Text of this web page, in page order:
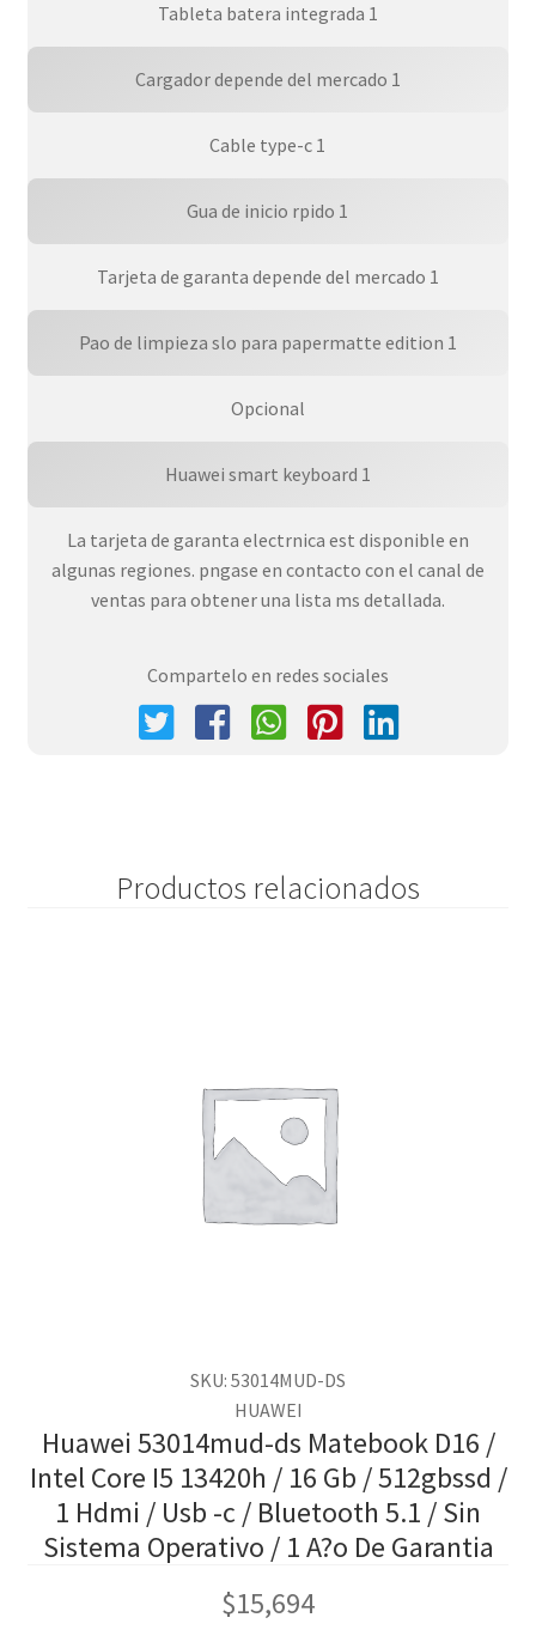
Tableta batera integrada 1
Cargador depende del mercado 1
Cable type-c 1
Gua de inicio rpido 1
Tarjeta de garanta depende del mercado 1
Pao de limpieza slo para papermatte edition 1
Opcional
Huawei smart keyboard 1
La tarjeta de garanta electrnica est disponible en
algunas regiones. pngase en contacto con el canal de
ventas para obtener una lista ms detallada.
Compartelo en redes sociales
Productos relacionados
SKU: 53014MUD-DS
HUAWEI
Huawei 53014mud-ds Matebook D16 /
Intel Core I5 13420h / 16 Gb / 512gbssd /
1 Hdmi / Usb -c / Bluetooth 5.1 / Sin
Sistema Operativo / 1 A?o De Garantia
$15,694